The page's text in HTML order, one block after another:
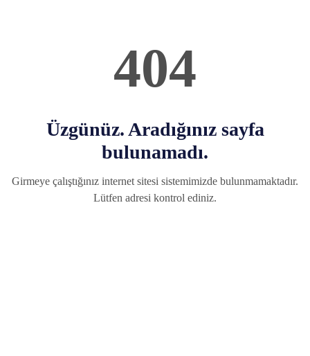
404
Üzgünüz. Aradığınız sayfa
bulunamadı.
Girmeye çalıştığınız internet sitesi sistemimizde bulunmamaktadır.
Lütfen adresi kontrol ediniz.